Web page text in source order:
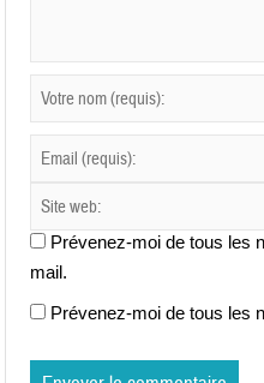
Prévenez-moi de tous les
mail.
Prévenez-moi de tous les